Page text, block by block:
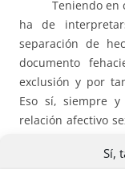
Sí,
Teniendo en
ha de
separación de
documento
exclusión y por
Eso sí, siempre
relación afectivo